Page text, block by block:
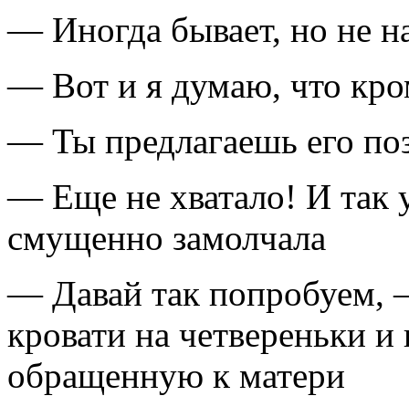
— Иногда бывает, но не
— Вот и я думаю, что
— Ты предлагаешь его
— Еще не хватало! И так
смущенно замолчала
— Давай так попробуем,
кровати на четвереньки
обращенную к матери